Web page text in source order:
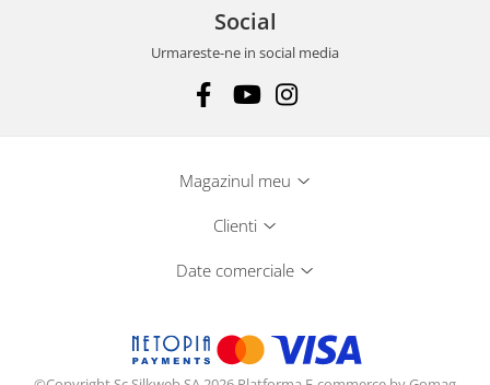
Social
Urmareste-ne in social media
Magazinul meu
Clienti
Date comerciale